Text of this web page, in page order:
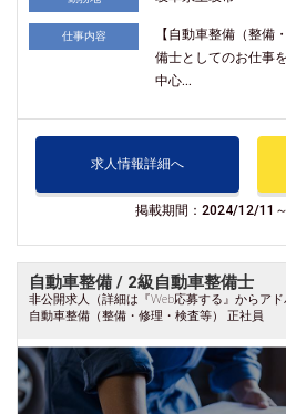
仕事内容
【自動車整備（整備
備士としてのお仕事
中心...
求人情報詳細へ
掲載期間：2024/12/11
自動車整備 / 2級自動車整備士
非公開求人（詳細は『Web応募する』からア
自動車整備（整備・修理・検査等） 正社員